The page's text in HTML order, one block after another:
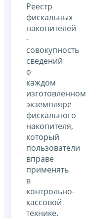
Реестр
фискальных
накопителей
-
совокупность
сведений
о
каждом
изготовленном
экземпляре
фискального
накопителя,
который
пользователи
вправе
применять
в
контрольно-
кассовой
технике.